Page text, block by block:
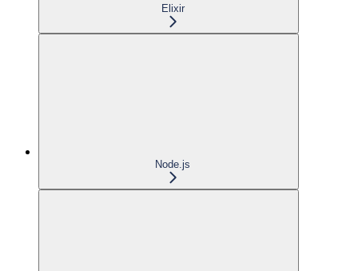
Elixir
Node.js